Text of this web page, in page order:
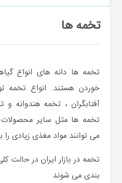
تخمه ها
تخمه ها دانه های انواع
خوردن هستند. انواع تخمه
آفتابگران ، تخمه
تخمه ها مثل سایر
می توانند مواد مغذی زیادی را
تخمه در بازار ایران در حالت
بندی می شوند